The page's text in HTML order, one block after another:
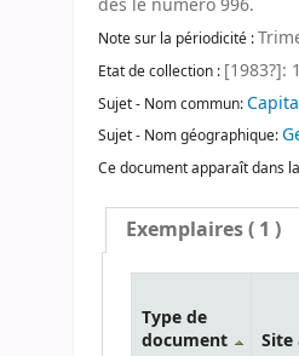
dès le numéro 996.
Note sur la périodicité :
Etat de collection : [1983?]:
Sujet - Nom commun:
Sujet - Nom géographique:
Ce document apparaît dans
Exemplaires( 1 )
Type de
document
Site